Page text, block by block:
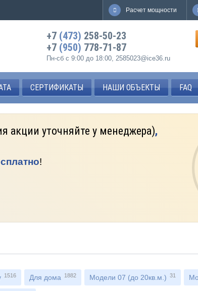
Расчет мощности
+7 (473) 258-50-23
+7 (950) 778-71-87
Пн-сб с 9:00 до 18:00, 2585023@ice36.ru
СЕРТИФИКАТЫ НАШИ ОБЪЕКТЫ FAQ
акции уточняйте у менеджера),
!
1516 Для дома 1882 Модели 07 (до 20кв.м.) 31